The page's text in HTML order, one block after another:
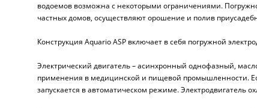
водоемов возможна с некоторыми ограничениями.
частных домов, осуществляют орошение и полив
Конструкция Aquario ASP включает в себя погружной
Электрический двигатель – асинхронный однофазный,
применения в медицинской и пищевой промышленности.
запускается в автоматическом режиме. Электродвигатель